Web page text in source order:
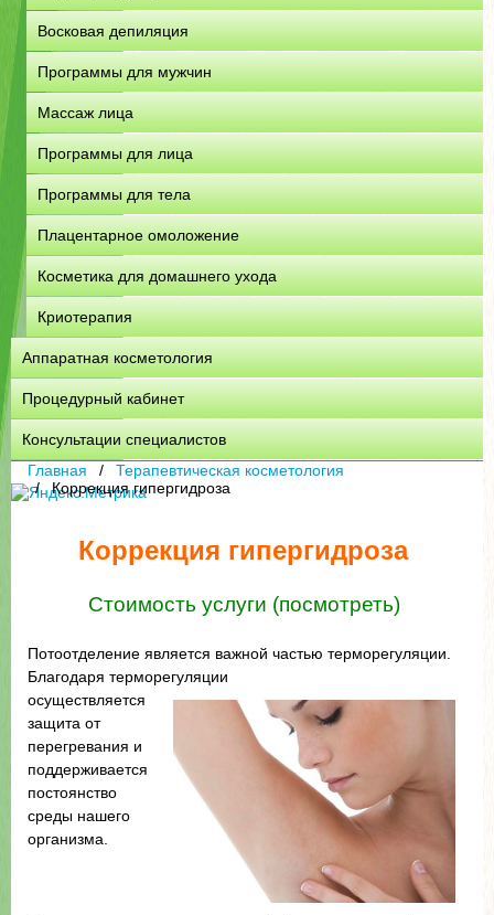
Восковая депиляция
Программы для мужчин
Массаж лица
Программы для лица
Программы для тела
Плацентарное омоложение
Косметика для домашнего ухода
Криотерапия
Аппаратная косметология
Процедурный кабинет
Консультации специалистов
Главная
Терапевтическая косметология
Коррекция гипергидроза
Коррекция гипергидроза
Стоимость услуги (посмотреть)
Потоотделение является важной частью терморегуляции.
Благодаря терморегуляции
осуществляется
защита от
перегревания и
поддерживается
постоянство
среды нашего
организма.